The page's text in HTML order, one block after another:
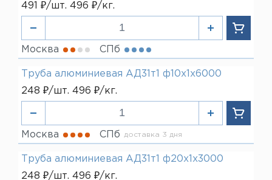
491 ₽/шт. 496 ₽/кг.
Москва СПб
Труба алюминиевая АД31т1 ф10х1х6000
248 ₽/шт. 496 ₽/кг.
Москва СПб доставка 3 дня
Труба алюминиевая АД31т1 ф20х1х3000
248 ₽/шт. 496 ₽/кг.